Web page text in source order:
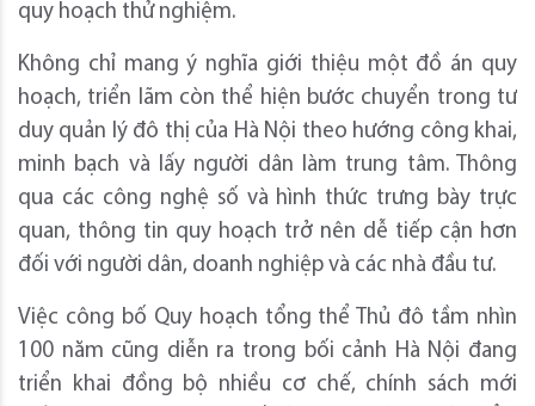
quy hoạch thử nghiệm.
Không chỉ mang ý nghĩa giới thiệu một đồ án quy
hoạch, triển lãm còn thể hiện bước chuyển trong tư
duy quản lý đô thị của Hà Nội theo hướng công khai,
minh bạch và lấy người dân làm trung tâm. Thông
qua các công nghệ số và hình thức trưng bày trực
quan, thông tin quy hoạch trở nên dễ tiếp cận hơn
đối với người dân, doanh nghiệp và các nhà đầu tư.
Việc công bố Quy hoạch tổng thể Thủ đô tầm nhìn
100 năm cũng diễn ra trong bối cảnh Hà Nội đang
triển khai đồng bộ nhiều cơ chế, chính sách mới